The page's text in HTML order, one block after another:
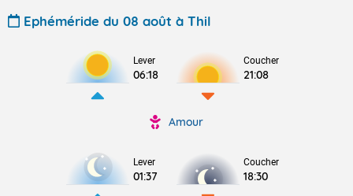
Ephéméride du 08 août à Thil
Lever
06:18
Coucher
21:08
Amour
Lever
01:37
Coucher
18:30